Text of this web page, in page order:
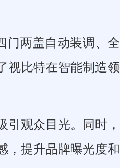
门两盖自动装调、全
视比特在智能制造领
观众目光。同时，
，提升品牌曝光度和